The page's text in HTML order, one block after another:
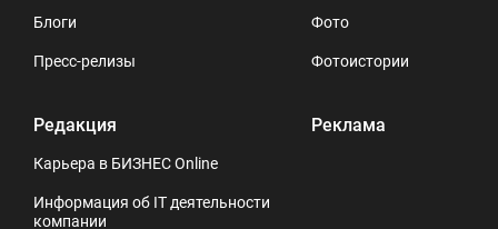
Блоги
Пресс-релизы
Редакция
Карьера в БИЗНЕС Online
Информация об IT деятельности
компании
Фото
Фотоистории
Реклама